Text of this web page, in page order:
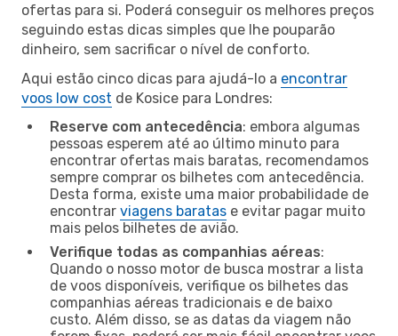
ofertas para si. Poderá conseguir os melhores preços
seguindo estas dicas simples que lhe pouparão
dinheiro, sem sacrificar o nível de conforto.
Aqui estão cinco dicas para ajudá-lo a encontrar
voos low cost de Kosice para Londres:
Reserve com antecedência: embora algumas
pessoas esperem até ao último minuto para
encontrar ofertas mais baratas, recomendamos
sempre comprar os bilhetes com antecedência.
Desta forma, existe uma maior probabilidade de
encontrar viagens baratas e evitar pagar muito
mais pelos bilhetes de avião.
Verifique todas as companhias aéreas:
Quando o nosso motor de busca mostrar a lista
de voos disponíveis, verifique os bilhetes das
companhias aéreas tradicionais e de baixo
custo. Além disso, se as datas da viagem não